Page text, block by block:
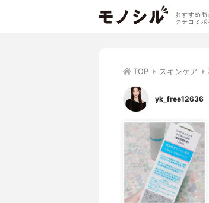
おすすめ
クチコミポ
TOP スキンケア
yk_free12636